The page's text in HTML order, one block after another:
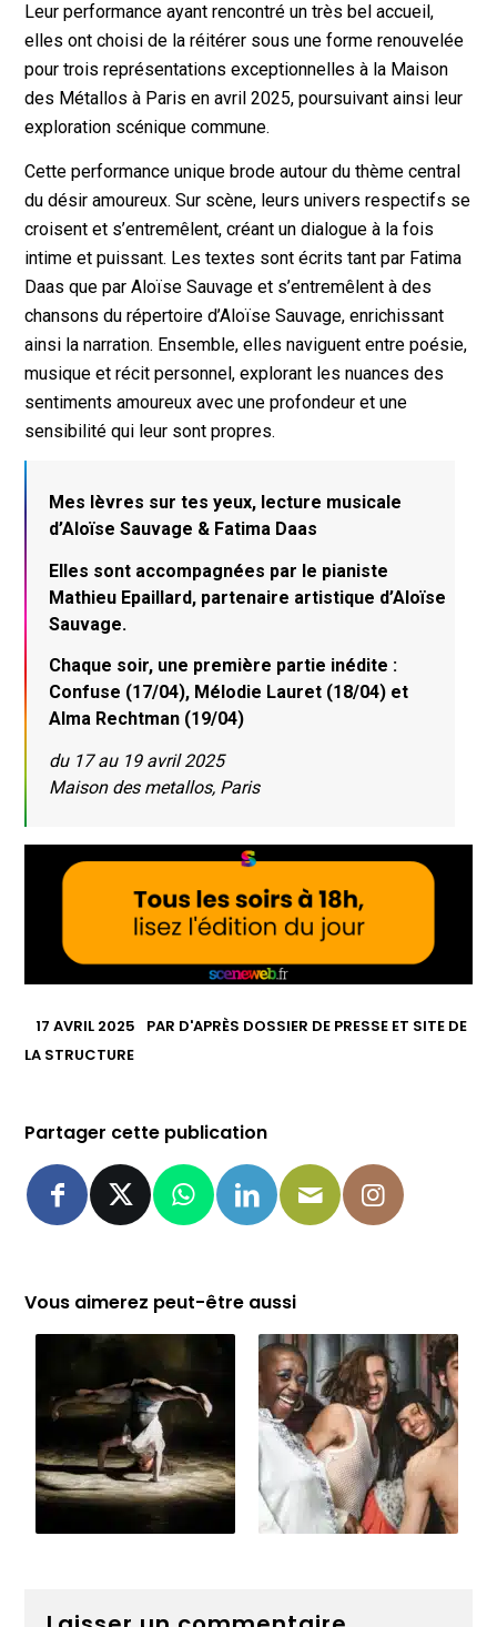
Leur performance ayant rencontré un très bel accueil,
elles ont choisi de la réitérer sous une forme renouvelée
pour trois représentations exceptionnelles à la Maison
des Métallos à Paris en avril 2025, poursuivant ainsi leur
exploration scénique commune.
Cette performance unique brode autour du thème central
du désir amoureux. Sur scène, leurs univers respectifs se
croisent et s’entremêlent, créant un dialogue à la fois
intime et puissant. Les textes sont écrits tant par Fatima
Daas que par Aloïse Sauvage et s’entremêlent à des
chansons du répertoire d’Aloïse Sauvage, enrichissant
ainsi la narration. Ensemble, elles naviguent entre poésie,
musique et récit personnel, explorant les nuances des
sentiments amoureux avec une profondeur et une
sensibilité qui leur sont propres.
Mes lèvres sur tes yeux, lecture musicale
d’Aloïse Sauvage & Fatima Daas
Elles sont accompagnées par le pianiste
Mathieu Epaillard, partenaire artistique d’Aloïse
Sauvage.
Chaque soir, une première partie inédite :
Confuse (17/04), Mélodie Lauret (18/04) et
Alma Rechtman (19/04)
du 17 au 19 avril 2025
Maison des metallos, Paris
17 AVRIL 2025 PAR D'APRÈS DOSSIER DE PRESSE ET SITE DE
LA STRUCTURE
Partager cette publication
Vous aimerez peut-être aussi